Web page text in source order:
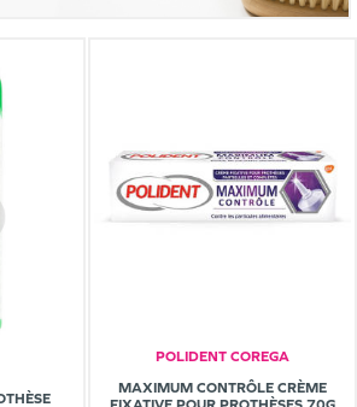
POLIDENT COREGA
MAXIMUM CONTRÔLE CRÈME